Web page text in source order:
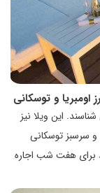
اومبریا و توسکانی
این ویلا نیز
سرسبز توسکانی
20 نفر است و با هزینه 4113 پوند برای هفت شب اجاره